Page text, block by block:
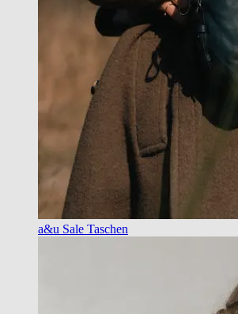
a&u Sale Taschen